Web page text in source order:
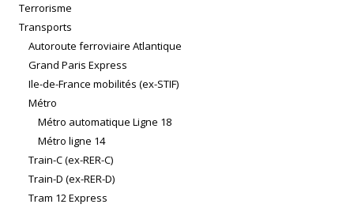
Terrorisme
Transports
Autoroute ferroviaire Atlantique
Grand Paris Express
Ile-de-France mobilités (ex-STIF)
Métro
Métro automatique Ligne 18
Métro ligne 14
Train-C (ex-RER-C)
Train-D (ex-RER-D)
Tram 12 Express